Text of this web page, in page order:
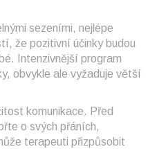
sezeními, nejlépe
že pozitivní účinky budou
Intenzivnější program
obvykle ale vyžaduje větší
komunikace. Před
o svých přáních,
terapeuti přizpůsobit